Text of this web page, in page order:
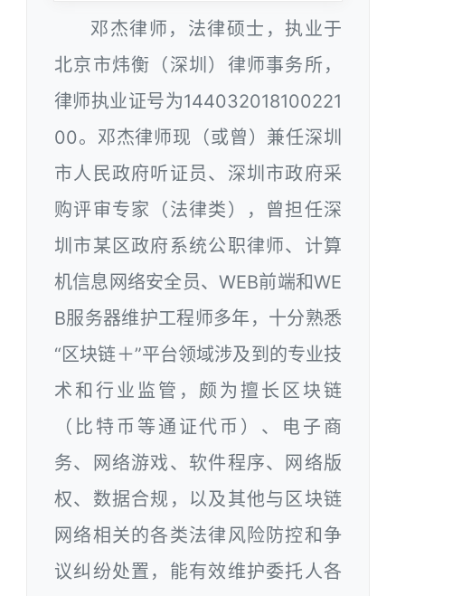
邓杰律师，法律硕士，执业于
北京市炜衡（深圳）律师事务所，
律师执业证号为144032018100221
00。邓杰律师现（或曾）兼任深圳
市人民政府听证员、深圳市政府采
购评审专家（法律类），曾担任深
圳市某区政府系统公职律师、计算
机信息网络安全员、WEB前端和WE
B服务器维护工程师多年，十分熟悉
“区块链＋”平台领域涉及到的专业技
术和行业监管，颇为擅长区块链
（比特币等通证代币）、电子商
务、网络游戏、软件程序、网络版
权、数据合规，以及其他与区块链
网络相关的各类法律风险防控和争
议纠纷处置，能有效维护委托人各